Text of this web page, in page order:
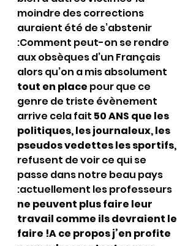
moindre des corrections
auraient été de s’abstenir
:Comment peut-on se rendre
aux obsèques d’un Français
alors qu’on a mis absolument
tout en place pour que ce
genre de triste évènement
arrive cela fait 50 ANS que les
politiques, les journaleux, les
pseudos vedettes les sportifs,
refusent de voir ce qui se
passe dans notre beau pays
:actuellement les professeurs
ne peuvent plus faire leur
travail comme ils devraient le
faire !A ce propos j’en profite